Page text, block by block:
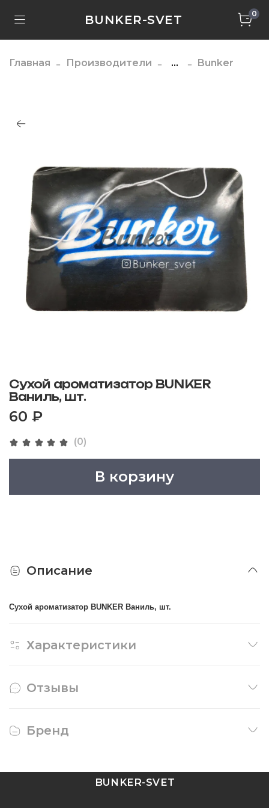
BUNKER-SVET 0
Главная Производители ... Bunker
(0)
Сухой ароматизатор BUNKER
Ваниль, шт.
60 ₽
В корзину
Описание
Сухой ароматизатор BUNKER Ваниль, шт.
Характеристики
Отзывы
Бренд
BUNKER-SVET